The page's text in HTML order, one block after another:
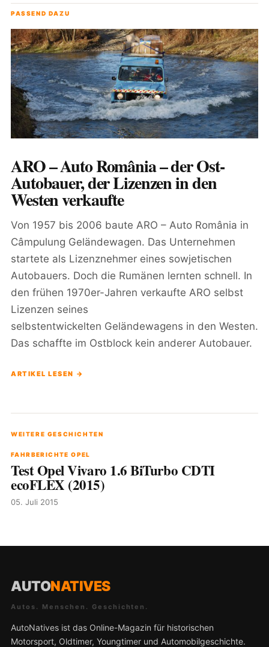
PASSEND DAZU
ARO – Auto România – der Ost-
Autobauer, der Lizenzen in den
Westen verkaufte
Von 1957 bis 2006 baute ARO – Auto România in
Câmpulung Geländewagen. Das Unternehmen
startete als Lizenznehmer eines sowjetischen
Autobauers. Doch die Rumänen lernten schnell. In
den frühen 1970er-Jahren verkaufte ARO selbst
Lizenzen seines
selbstentwickelten Geländewagens in den Westen.
Das schaffte im Ostblock kein anderer Autobauer.
ARTIKEL LESEN →
WEITERE GESCHICHTEN
FAHRBERICHTE OPEL
Test Opel Vivaro 1.6 BiTurbo CDTI
ecoFLEX (2015)
05. Juli 2015
AUTONATIVES
Autos. Menschen. Geschichten.
AutoNatives ist das Online-Magazin für historischen
Motorsport, Oldtimer, Youngtimer und Automobilgeschichte.